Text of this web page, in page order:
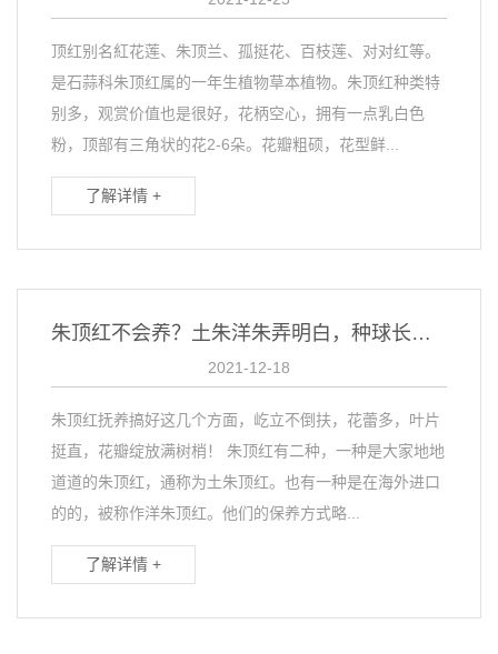
顶红别名紅花莲、朱顶兰、孤挺花、百枝莲、对对红等。
是石蒜科朱顶红属的一年生植物草本植物。朱顶红种类特
别多，观赏价值也是很好，花柄空心，拥有一点乳白色
粉，顶部有三角状的花2-6朵。花瓣粗硕，花型鲜...
了解详情 +
朱顶红不会养？土朱洋朱弄明白，种球长成山，开花比月季美多啦
2021-12-18
朱顶红抚养搞好这几个方面，屹立不倒扶，花蕾多，叶片
挺直，花瓣绽放满树梢！ 朱顶红有二种，一种是大家地地
道道的朱顶红，通称为土朱顶红。也有一种是在海外进口
的的，被称作洋朱顶红。他们的保养方式略...
了解详情 +